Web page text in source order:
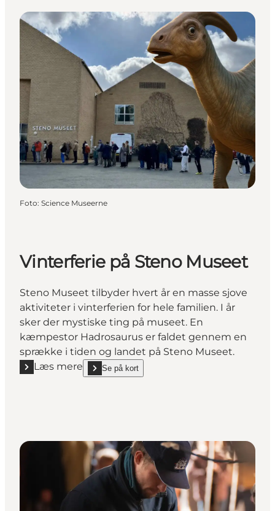
Foto: Science Museerne
Vinterferie på Steno Museet
Steno Museet tilbyder hvert år en masse sjove
aktiviteter i vinterferien for hele familien. I år
sker der mystiske ting på museet. En
kæmpestor Hadrosaurus er faldet gennem en
sprække i tiden og landet på Steno Museet.
Læs mere
Læs mere "Vinterferie på Steno Museet"
Se på kort
show Vinterferie på Steno Museet on_map